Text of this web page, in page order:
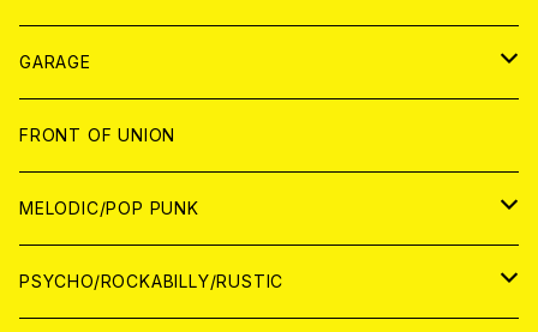
ANALOG
GARAGE
JAPAN
アナログ
CD
WORLD
アナログ
FRONT OF UNION
MELODIC/POP PUNK
JAPAN
PSYCHO/ROCKABILLY/RUSTIC